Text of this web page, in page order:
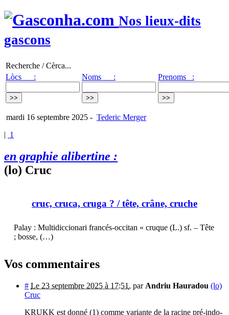
Nos lieux-dits
gascons
Recherche / Cèrca...
Lòcs :
Noms : Prenoms :
mardi 16 septembre 2025 - Tederic Merger
| 1
en graphie alibertine :
(lo) Cruc
cruc, cruca, cruga ? / tête, crâne, cruche
Palay : Multidiccionari francés-occitan « cruque (L.) sf. – Tête
; bosse, (…)
Vos commentaires
# Le 23 septembre 2025 à 17:51 , par Andriu Hauradou (lo)
Cruc
KRUKK est donné (1) comme variante de la racine pré-indo-